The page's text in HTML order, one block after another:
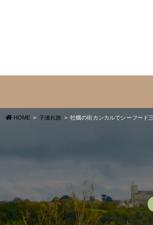
HOME 子連れ旅 牡蠣の街カンカルでシーフード